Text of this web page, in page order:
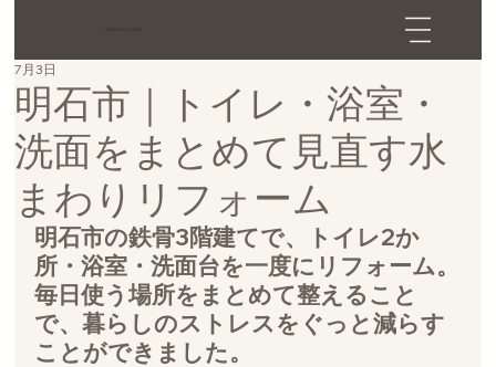
明石市｜トイレ・浴室・
洗面をまとめて見直す水
まわりリフォーム
7月3日
明石市の鉄骨3階建てで、トイレ2か
所・浴室・洗面台を一度にリフォーム。
毎日使う場所をまとめて整えること
で、暮らしのストレスをぐっと減らす
ことができました。